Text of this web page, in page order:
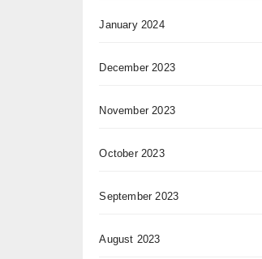
January 2024
December 2023
November 2023
October 2023
September 2023
August 2023